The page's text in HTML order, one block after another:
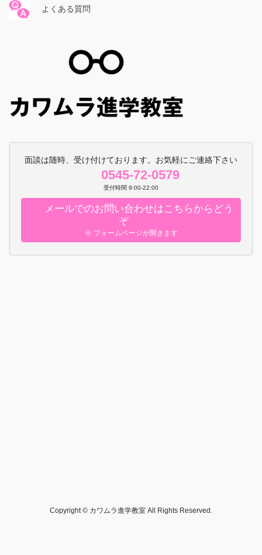
よくある質問
面談は随時、受け付けております。お気軽にご連絡下さい
0545-72-0579
受付時間 9:00-22:00
メールでのお問い合わせはこちらからどう
ぞ
※ フォームページが開きます
Copyright © カワムラ進学教室 All Rights Reserved.